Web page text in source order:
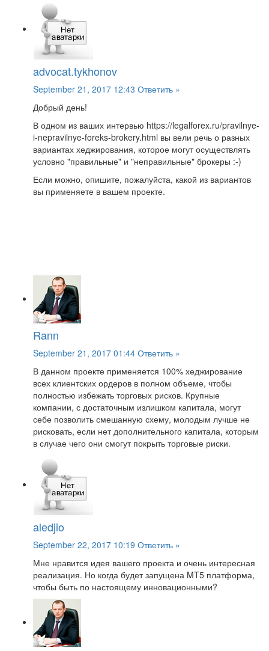
advocat.tykhonov
September 21, 2017 12:43 Ответить »
Добрый день!
В одном из ваших интервью https://legalforex.ru/pravilnye-
i-nepravilnye-foreks-brokery.html вы вели речь о разных
вариантах хеджирования, которое могут осуществлять
условно "правильные" и "неправильные" брокеры :-)
Если можно, опишите, пожалуйста, какой из вариантов
вы применяете в вашем проекте.
Rann
September 21, 2017 01:44 Ответить »
В данном проекте применяется 100% хеджирование
всех клиентских ордеров в полном объеме, чтобы
полностью избежать торговых рисков. Крупные
компании, с достаточным излишком капитала, могут
себе позволить смешанную схему, молодым лучше не
рисковать, если нет дополнительного капитала, которым
в случае чего они смогут покрыть торговые риски.
aledjio
September 22, 2017 10:19 Ответить »
Мне нравится идея вашего проекта и очень интересная
реализация. Но когда будет запущена MT5 платформа,
чтобы быть по настоящему инновационными?